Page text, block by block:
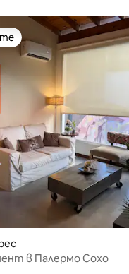
на гостите
в Палермо Сохо